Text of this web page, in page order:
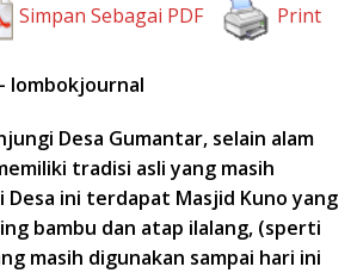
Simpan Sebagai PDF Print
lombokjournal
Desa Gumantar, selain alam
tradisi asli yang masih
Desa ini terdapat Masjid Kuno yang
bambu dan atap ilalang, (sperti
masih digunakan sampai hari ini